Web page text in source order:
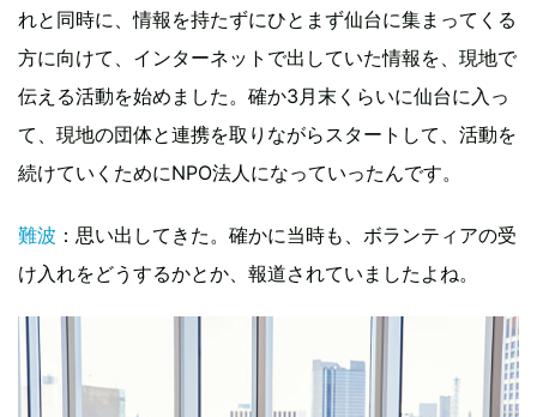
れと同時に、情報を持たずにひとまず仙台に集まってくる
方に向けて、インターネットで出していた情報を、現地で
伝える活動を始めました。確か3月末くらいに仙台に入っ
て、現地の団体と連携を取りながらスタートして、活動を
続けていくためにNPO法人になっていったんです。
難波 ：思い出してきた。確かに当時も、ボランティアの受
け入れをどうするかとか、報道されていましたよね。